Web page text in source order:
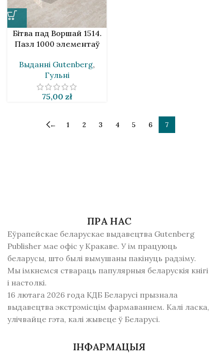
Бітва пад Воршай 1514.
Пазл 1000 элементаў
Выданнi Gutenberg,
Гульні
75,00 zł
← 1 2 3 4 5 6 7
ПРА НАС
Еўрапейскае беларускае выдавецтва Gutenberg
Publisher мае офіс у Кракаве. У ім працуюць
беларусы, што былі вымушаны пакінуць радзiму.
Мы імкнемся ствараць папулярныя беларускія кнігі
і настолкі.
16 лютага 2026 года КДБ Беларусі прызнала
выдавецтва экстрэмісцім фармаваннем. Калі ласка,
улічвайце гэта, калі жывеце ў Беларусі.
ІНФАРМАЦЫЯ